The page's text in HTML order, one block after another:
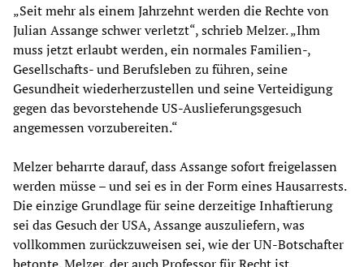
„Seit mehr als einem Jahrzehnt werden die Rechte von
Julian Assange schwer verletzt“, schrieb Melzer. „Ihm
muss jetzt erlaubt werden, ein normales Familien-,
Gesellschafts- und Berufsleben zu führen, seine
Gesundheit wiederherzustellen und seine Verteidigung
gegen das bevorstehende US-Auslieferungsgesuch
angemessen vorzubereiten.“
Melzer beharrte darauf, dass Assange sofort freigelassen
werden müsse – und sei es in der Form eines Hausarrests.
Die einzige Grundlage für seine derzeitige Inhaftierung
sei das Gesuch der USA, Assange auszuliefern, was
vollkommen zurückzuweisen sei, wie der UN-Botschafter
betonte. Melzer, der auch Professor für Recht ist,